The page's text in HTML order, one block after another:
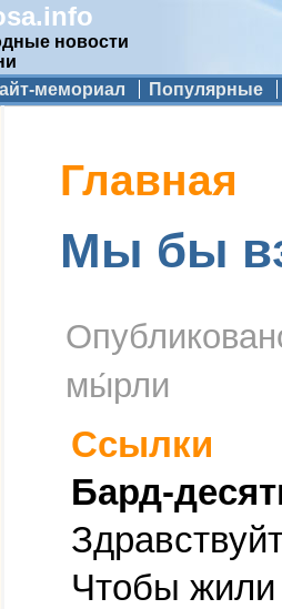
новости
меню
мемориал Популярные
Вы здесь
Главная
Мы бы
мы́рли
Ссылки
Бард-
Чтобы